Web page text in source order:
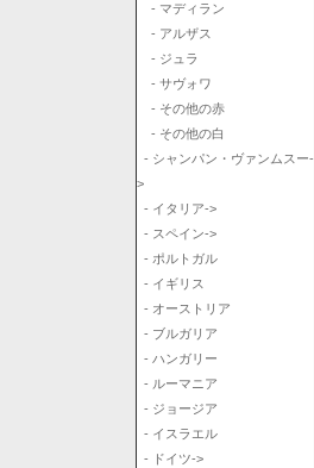
- マディラン
- アルザス
- ジュラ
- サヴォワ
- その他の赤
- その他の白
- シャンパン・ヴァンムスー-
>
- イタリア->
- スペイン->
- ポルトガル
- イギリス
- オーストリア
- ブルガリア
- ハンガリー
- ルーマニア
- ジョージア
- イスラエル
- ドイツ->